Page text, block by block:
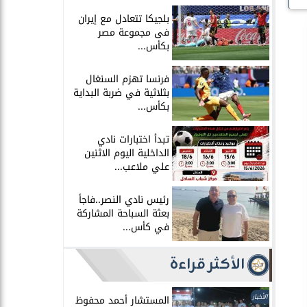
بلجيكا تتعادل مع إيران
فى مجموعة مصر
بكأس...
فرنسا تهزم السنغال
بثلاثية في ضربة البداية
بكأس...
تبدأ اختبارات نادي
الداخلية اليوم الاثنين
علي ملاعب...
رئيس نادي النصر..فاجأ
بعثة السباحة المشاركة
في كأس...
الأكثر قراءة
الأخبار المستشار أحمد محفوظ